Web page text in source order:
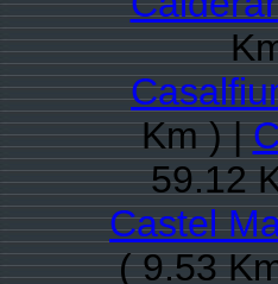
Km ) |
59.12
Castel
( 9.53